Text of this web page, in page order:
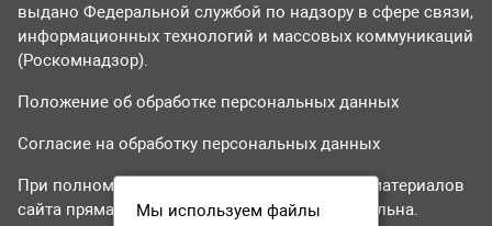
выдано Федеральной службой по надзору в сфере связи,
информационных технологий и массовых коммуникаций
(Роскомнадзор).
Положение об обработке персональных данных
Согласие на обработку персональных данных
При полном или частичном использовании материалов
сайта прямая гиперссылка на tvr24.tv обязательна.
Мы используем файлы